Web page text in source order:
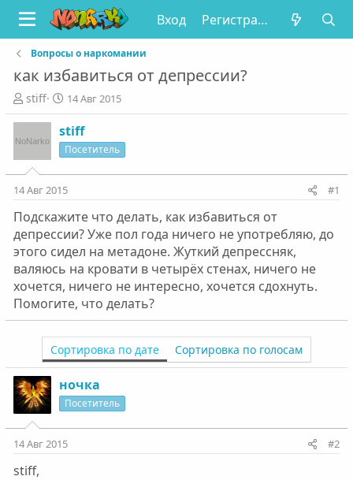
Вход Регистрация
Вопросы о наркомании
как избавиться от депрессии?
А
в
т
о
р
т
е
ы
stiff
Д
а
т
а
н
а
ч
л
а
14 Авг 2015
stiff
Посетитель
14 Авг 2015 #1
Подскажите что делать, как избавиться от
депрессии? Уже пол года ничего не употребляю, до
этого сидел на метадоне. Жуткий депрессняк,
валяюсь на кровати в четырёх стенах, ничего не
хочется, ничего не интересно, хочется сдохнуть.
Помогите, что делать?
Сортировка по дате Сортировка по голосам
ночка
Посетитель
14 Авг 2015 #2
stiff,